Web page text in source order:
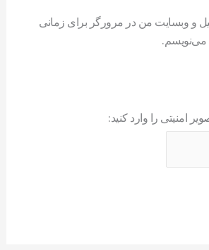
و وبسایت من در مرورگر برای زمانی
می‌نویسم.
امنیتی را وارد کنید: